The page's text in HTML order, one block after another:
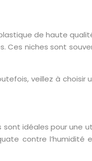
de haute
Ces niches sont
veillez à choisir
idéales pour une
contre l’humidité